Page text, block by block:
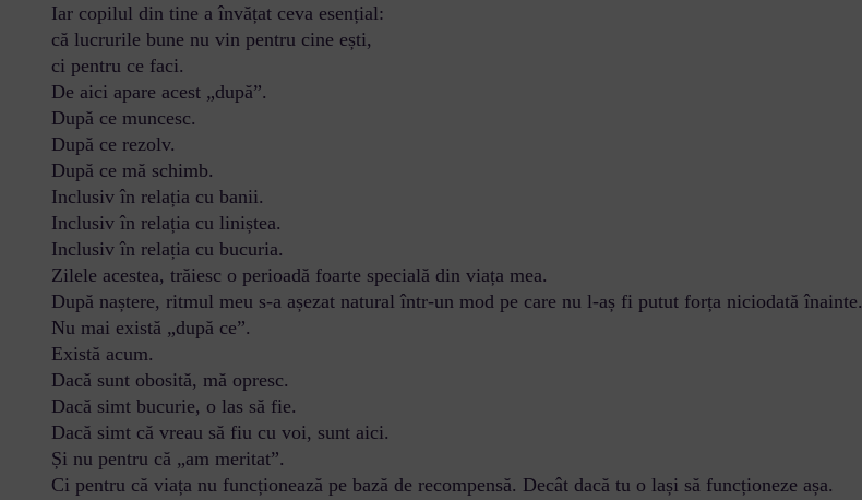
Iar copilul din tine a învățat ceva esențial:
că lucrurile bune nu vin pentru cine ești,
ci pentru ce faci.
De aici apare acest „după”.
După ce muncesc.
După ce rezolv.
După ce mă schimb.
Inclusiv în relația cu banii.
Inclusiv în relația cu liniștea.
Inclusiv în relația cu bucuria.
Zilele acestea, trăiesc o perioadă foarte specială din viața mea.
După naștere, ritmul meu s-a așezat natural într-un mod pe care nu l-aș fi putut forța niciodată înainte.
Nu mai există „după ce”.
Există acum.
Dacă sunt obosită, mă opresc.
Dacă simt bucurie, o las să fie.
Dacă simt că vreau să fiu cu voi, sunt aici.
Și nu pentru că „am meritat”.
Ci pentru că viața nu funcționează pe bază de recompensă. Decât dacă tu o lași să funcționeze așa.